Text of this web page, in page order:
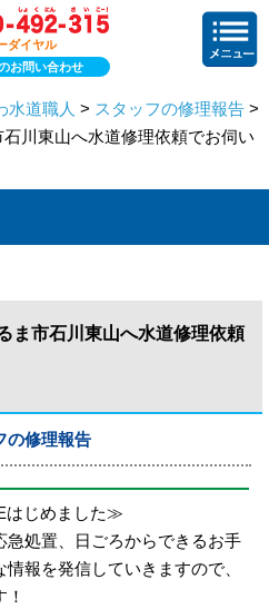
ダイヤル
お問い合わせ
水道職人 > スタッフの修理報告 >
川東山へ水道修理依頼でお伺い
ま市石川東山へ水道修理依頼
の修理報告
はじめました≫
急処置、日ごろからできるお手
報を発信していきますので、